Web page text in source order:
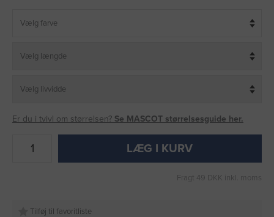
Er du i tvivl om størrelsen? Se MASCOT størrelsesguide her.
LÆG I KURV
Fragt 49 DKK inkl. moms
Tilføj til favoritliste